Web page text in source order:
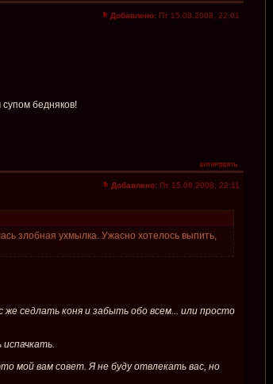
Добавлено: Пт 15.08.2008, 22:01
бедняков!
Добавлено: Пт 15.08.2008, 22:11
злобная ухмылка. Ужасно хотелось выпить,
седлать коня и забыть обо всем... или просто
мой вам совет. Я не буду отвлекать вас, но